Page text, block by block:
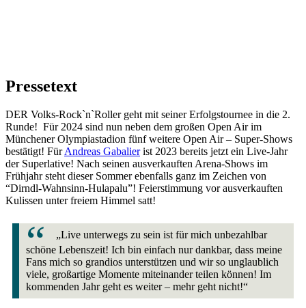
Pressetext
DER Volks-Rock`n`Roller geht mit seiner Erfolgstournee in die 2.
Runde! Für 2024 sind nun neben dem großen Open Air im
Münchener Olympiastadion fünf weitere Open Air – Super-Shows
bestätigt! FürAndreas Gabalierist 2023 bereits jetzt ein Live-Jahr
der Superlative! Nach seinen ausverkauften Arena-Shows im
Frühjahr steht dieser Sommer ebenfalls ganz im Zeichen von
“Dirndl-Wahnsinn-Hulapalu”! Feierstimmung vor ausverkauften
Kulissen unter freiem Himmel satt!
„Live unterwegs zu sein ist für mich unbezahlbar
schöne Lebenszeit! Ich bin einfach nur dankbar, dass meine
Fans mich so grandios unterstützen und wir so unglaublich
viele, großartige Momente miteinander teilen können! Im
kommenden Jahr geht es weiter – mehr geht nicht!“